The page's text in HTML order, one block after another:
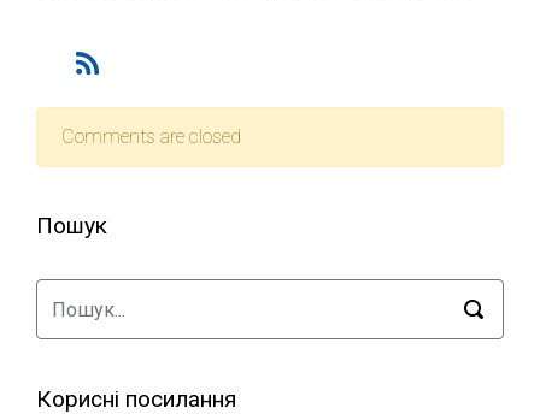
Comments are closed
Пошук
Корисні посилання